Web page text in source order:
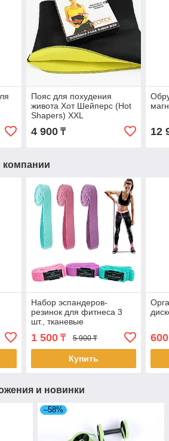
Пояс для похудения
живота Хот Шейперс (Hot
Shapers) XXL
4 900₸ 12
Набор эспандеров-
резинок для фитнеса 3
шт., тканевые
1 500₸ 5 900 ₸
Купить
600
и новинки
–58%